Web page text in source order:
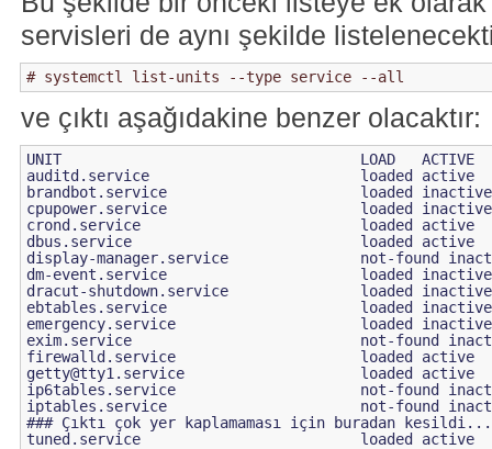
servisleri de aynı şekilde
ve çıktı aşağıdakine benzer olacaktır:
UNIT                                  LOAD   ACTIVE
auditd.service                        loaded active
brandbot.service                      loaded inactive
cpupower.service                      loaded inactive
crond.service                         loaded active
dbus.service                          loaded active
display-manager.service               not-found
dm-event.service                      loaded inactive
dracut-shutdown.service               loaded
ebtables.service                      loaded inactive
emergency.service                     loaded inactive
exim.service                          not-found
getty@tty1.service
loaded active
ip6tables.service                     not-found
iptables.service                      not-found
### Çıktı çok yer kaplamaması için buradan
tuned.service                         loaded active